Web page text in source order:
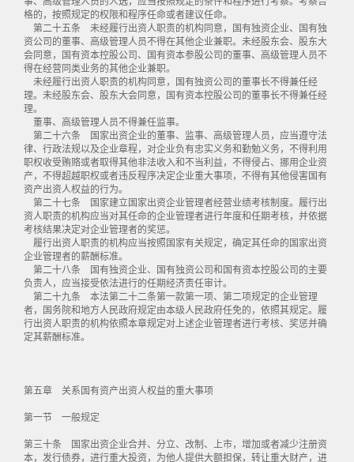
格的，按照规定的权限和程序任命或者建议任命。
第二十五条 未经履行出资人职责的机构同意，国有独资企业、国有独
资公司的董事、高级管理人员不得在其他企业兼职。未经股东会、股东大
会同意，国有资本控股公司、国有资本参股公司的董事、高级管理人员不
得在经营同类业务的其他企业兼职。
未经履行出资人职责的机构同意，国有独资公司的董事长不得兼任经
理。未经股东会、股东大会同意，国有资本控股公司的董事长不得兼任经
理。
董事、高级管理人员不得兼任监事。
第二十六条 国家出资企业的董事、监事、高级管理人员，应当遵守法
律、行政法规以及企业章程，对企业负有忠实义务和勤勉义务，不得利用
职权收受贿赂或者取得其他非法收入和不当利益，不得侵占、挪用企业资
产，不得超越职权或者违反程序决定企业重大事项，不得有其他侵害国有
资产出资人权益的行为。
第二十七条 国家建立国家出资企业管理者经营业绩考核制度。履行出
资人职责的机构应当对其任命的企业管理者进行年度和任期考核，并依据
考核结果决定对企业管理者的奖惩。
履行出资人职责的机构应当按照国家有关规定，确定其任命的国家出资
企业管理者的薪酬标准。
第二十八条 国有独资企业、国有独资公司和国有资本控股公司的主要
负责人，应当接受依法进行的任期经济责任审计。
第二十九条 本法第二十二条第一款第一项、第二项规定的企业管理
者，国务院和地方人民政府规定由本级人民政府任免的，依照其规定。履
行出资人职责的机构依照本章规定对上述企业管理者进行考核、奖惩并确
定其薪酬标准。
第五章 关系国有资产出资人权益的重大事项
第一节 一般规定
第三十条 国家出资企业合并、分立、改制、上市，增加或者减少注册资
本，发行债券，进行重大投资，为他人提供大额担保，转让重大财产，进